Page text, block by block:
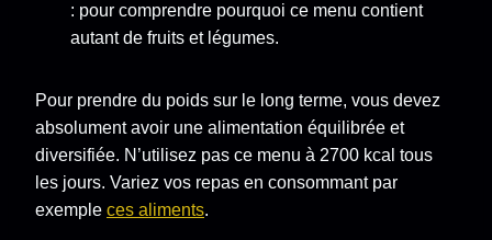
: pour comprendre pourquoi ce menu contient
autant de fruits et légumes.
Pour prendre du poids sur le long terme, vous devez
absolument avoir une alimentation équilibrée et
diversifiée. N’utilisez pas ce menu à 2700 kcal tous
les jours. Variez vos repas en consommant par
exemple ces aliments.